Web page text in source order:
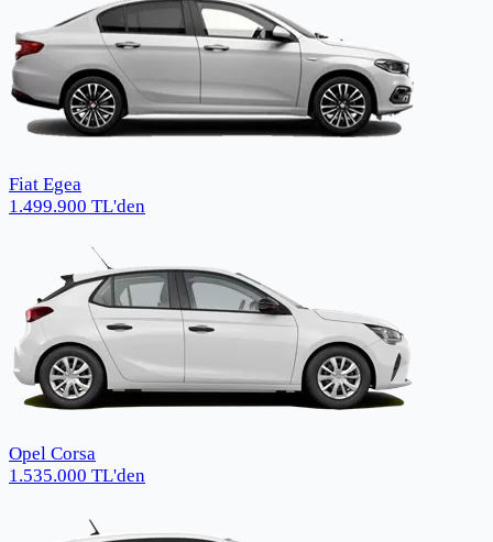
Fiat Egea
1.499.900 TL'den
Opel Corsa
1.535.000 TL'den